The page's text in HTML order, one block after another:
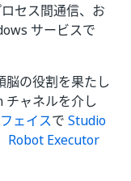
セス間通信、お
サービスで
脳の役割を果たし
ャネルを介し
ェイスで Studio
Robot Executor